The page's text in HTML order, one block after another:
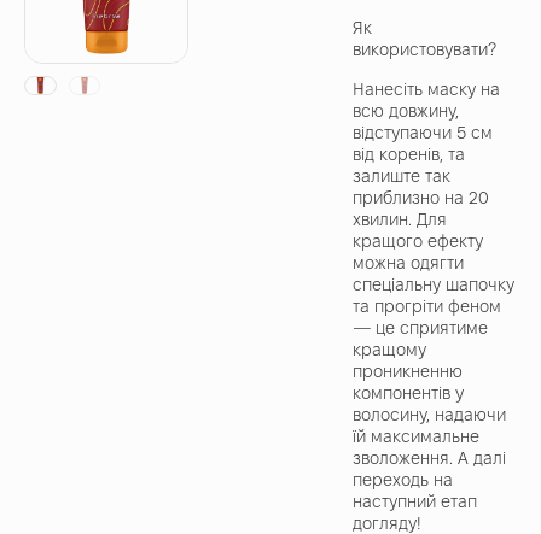
Як
використовувати?
Нанесіть маску на
всю довжину,
відступаючи 5 см
від коренів, та
залиште так
приблизно на 20
хвилин. Для
кращого ефекту
можна одягти
спеціальну шапочку
та прогріти феном
— це сприятиме
кращому
проникненню
компонентів у
волосину, надаючи
їй максимальне
зволоження. А далі
переходь на
наступний етап
догляду!